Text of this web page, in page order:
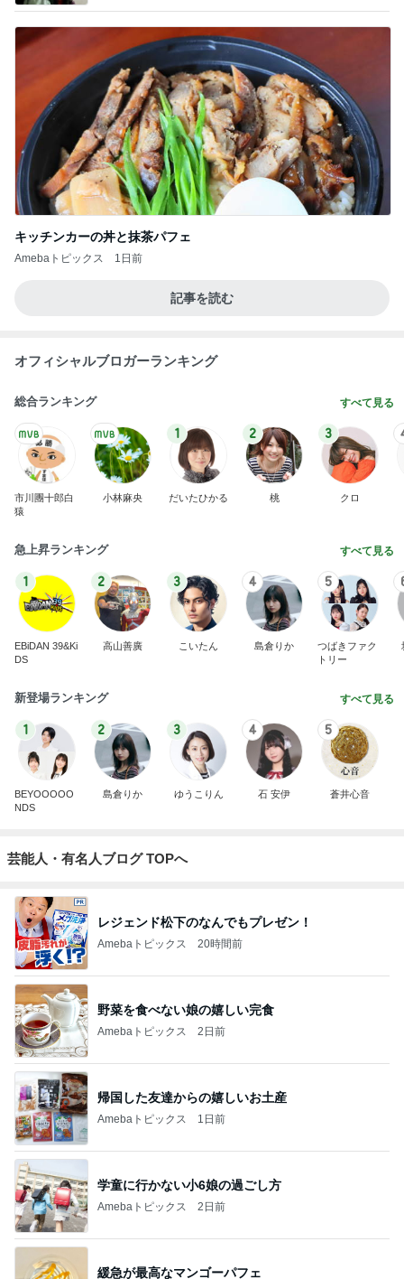
キッチンカーの丼と抹茶パフェ
Amebaトピックス 1日前
記事を読む
オフィシャルブロガーランキング
総合ランキング すべて見る
市川團十郎白
猿
小林麻央
1
だいたひかる
2
桃
3
クロ
急上昇ランキング すべて見る
1
EBiDAN 39&Ki
DS
2
高山善廣
3
こいたん
4
島倉りか
5
つばきファク
トリー
新登場ランキング すべて見る
1
BEYOOOOO
NDS
2
島倉りか
3
ゆうこりん
4
石 安伊
5
蒼井心音
芸能人・有名人ブログ TOPへ
レジェンド松下のなんでもプレゼン！
Amebaトピックス 20時間前
野菜を食べない娘の嬉しい完食
Amebaトピックス 2日前
帰国した友達からの嬉しいお土産
Amebaトピックス 1日前
学童に行かない小6娘の過ごし方
Amebaトピックス 2日前
緩急が最高なマンゴーパフェ